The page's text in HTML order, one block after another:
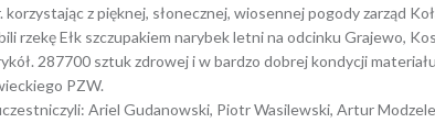
korzystając z pięknej, słonecznej, wiosennej pogody zarząd
rzekę Ełk szczupakiem narybek letni na odcinku Grajewo,
287700 sztuk zdrowej i w bardzo dobrej kondycji
PZW.
Ariel Gudanowski, Piotr Wasilewski, Artur